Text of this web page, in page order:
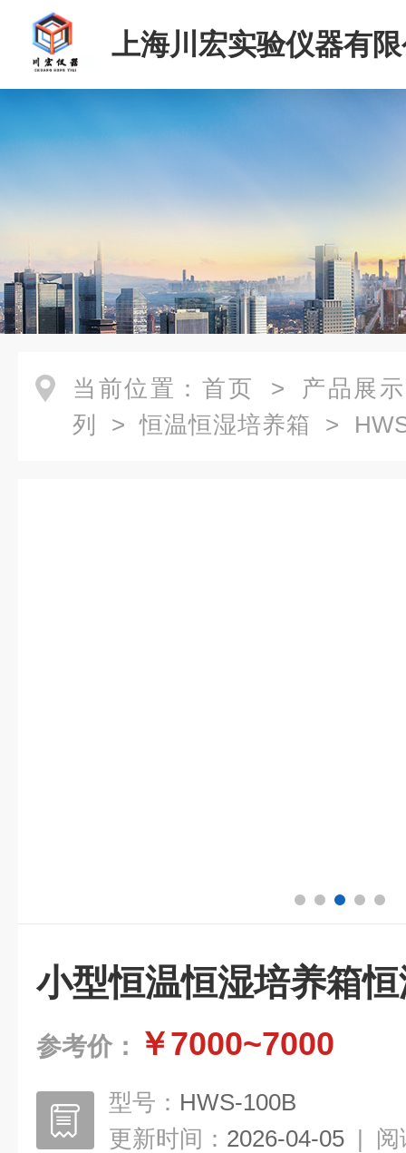
上海川宏实验仪器有
当前位置： 首页 > 产品展示
列
>恒温恒湿培养箱 >
小型恒温恒湿培养箱
参考价： ￥7000~7000
型号： HWS-100B
更新时间： 2026-04-05 | 阅